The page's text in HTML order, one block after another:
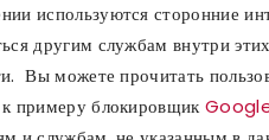
используются сторонние
другим службам внутри
Вы можете прочитать
примеру блокировщик